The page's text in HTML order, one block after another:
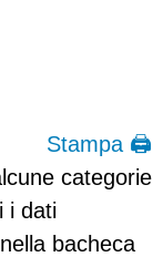
Stampa 🖨
categorie
i dati
bacheca